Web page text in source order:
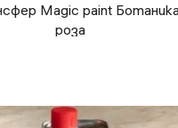
Magic paint
роза